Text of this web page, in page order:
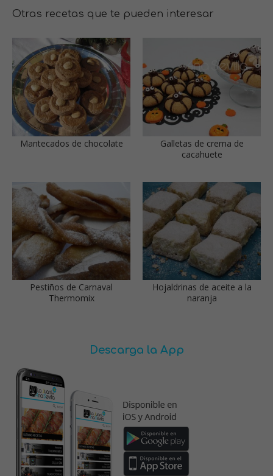
Otras recetas que te pueden interesar
Mantecados de chocolate
Galletas de crema de
cacahuete
Pestiños de Carnaval
Thermomix
Hojaldrinas de aceite a la
naranja
Descarga la App